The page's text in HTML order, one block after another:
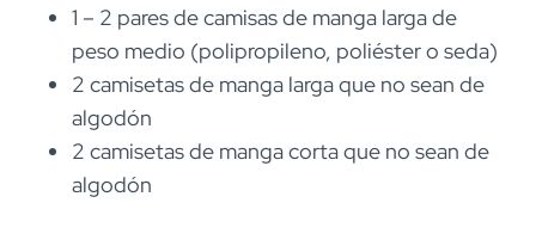
1 – 2 pares de camisas de manga larga de
peso medio (polipropileno, poliéster o seda)
2 camisetas de manga larga que no sean de
algodón
2 camisetas de manga corta que no sean de
algodón